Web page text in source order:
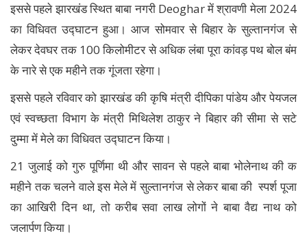
­इससे पहले झारखंड स्थित बाबा नगरी Deoghar में श्रावणी मेला 2024
का विधिवत उद्घाटन हुआ। आज सोमवार से बिहार के सुल्तानगंज से
लेकर देवघर तक 100 किलोमीटर से अधिक लंबा पूरा कांवड़ पथ बोल बंम
के नारे से एक महीने तक गूंजता रहेगा।
­इससे पहले रविवार को झारखंड की कृषि मंत्री दीपिका पांडेय और पेयजल
एवं स्वच्छता विभाग के मंत्री मिथिलेश ठाकुर ने बिहार की सीमा से सटे
दुम्मा में मेले का विधिवत उद्घाटन किया।
21 जुलाई को गुरु पूर्णिमा थी और सावन से पहले बाबा भोलेनाथ की क
महीने तक चलने वाले इस मेले में सुल्तानगंज से लेकर बाबा की स्पर्श पूजा
का आखिरी दिन था, तो करीब सवा लाख लोगों ने बाबा वैद्य नाथ को
जलार्पण किया।